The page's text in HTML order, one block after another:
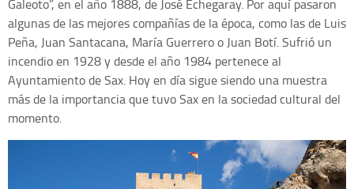
Galeoto”, en el año 1888, de José Echegaray. Por aquí pasaron
algunas de las mejores compañías de la época, como las de Luis
Peña, Juan Santacana, María Guerrero o Juan Botí. Sufrió un
incendio en 1928 y desde el año 1984 pertenece al
Ayuntamiento de Sax. Hoy en día sigue siendo una muestra
más de la importancia que tuvo Sax en la sociedad cultural del
momento.